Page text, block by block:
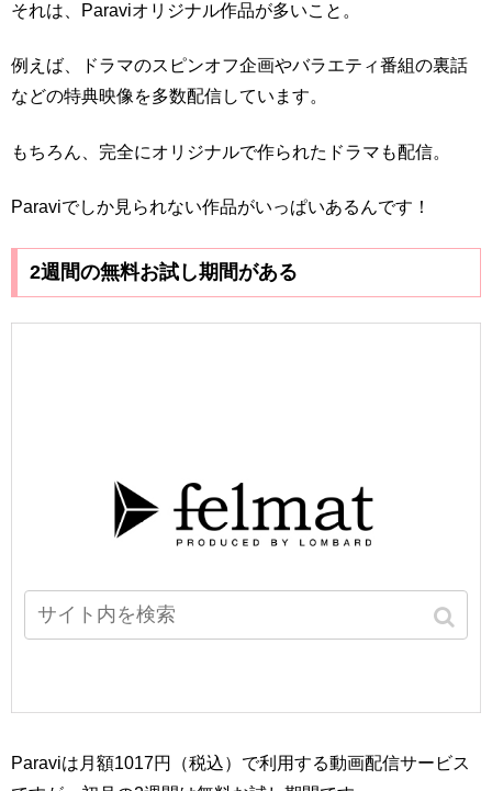
それは、Paraviオリジナル作品が多いこと。
例えば、ドラマのスピンオフ企画やバラエティ番組の裏話
などの特典映像を多数配信しています。
もちろん、完全にオリジナルで作られたドラマも配信。
Paraviでしか見られない作品がいっぱいあるんです！
2週間の無料お試し期間がある
Paraviは月額1017円（税込）で利用する動画配信サービス